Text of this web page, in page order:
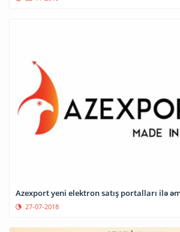
Azexport yeni elektron satış portalları ilə
27-07-2018